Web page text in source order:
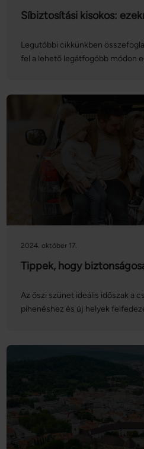
Síbiztosítási kisokos:
Legutóbbi cikkünkben
fel a lehető legátfogóbb módon
online, mire kell figyelnünk, és
2024. október 17.
Tippek, hogy
Az őszi szünet ideális időszak a
pihenéshez és új helyek